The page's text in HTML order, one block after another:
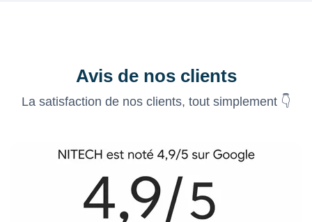
Avis de nos clients
La satisfaction de nos clients, tout simplement 👇